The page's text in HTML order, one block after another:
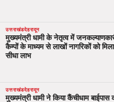
उत्तराखंडदेहरादून
मुख्यमंत्री धामी के नेतृत्व में
कैम्पों के माध्यम से लाखों नागरिकों को मिला
सीधा लाभ
उत्तराखंडदेहरादून
मुख्यमंत्री धामी ने किया कैंचीधाम बाईपास